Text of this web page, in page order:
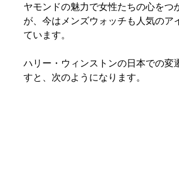
ヤモンドの魅力で女性たちの心をつ
が、今はメンズウォッチも人気のア
ています。
ハリー・ウィンストンの日本での変
すと、次のようになります。